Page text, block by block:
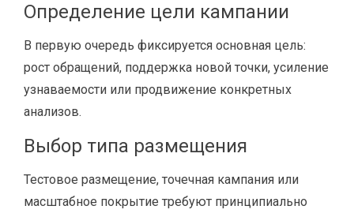
Определение цели кампании
В первую очередь фиксируется основная цель:
рост обращений, поддержка новой точки, усиление
узнаваемости или продвижение конкретных
анализов.
Выбор типа размещения
Тестовое размещение, точечная кампания или
масштабное покрытие требуют принципиально